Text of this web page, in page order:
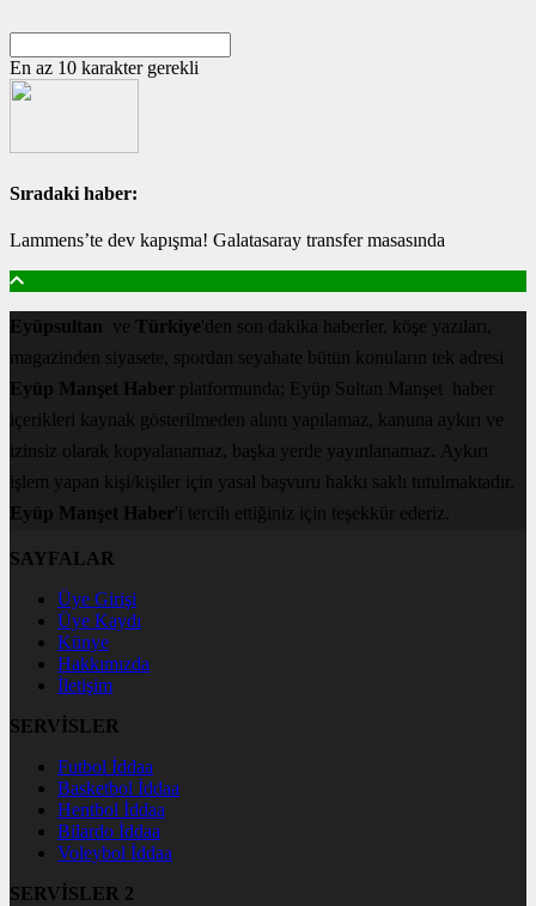
En az 10 karakter gerekli
Sıradaki haber:
Lammens’te dev kapışma! Galatasaray transfer masasında
Eyüpsultan ve Türkiye'den son dakika haberler, köşe yazıları,
magazinden siyasete, spordan seyahate bütün konuların tek adresi
Eyüp Manşet Haber platformunda; Eyüp Sultan Manşet haber
içerikleri kaynak gösterilmeden alıntı yapılamaz, kanuna aykırı ve
izinsiz olarak kopyalanamaz, başka yerde yayınlanamaz. Aykırı
işlem yapan kişi/kişiler için yasal başvuru hakkı saklı tutulmaktadır.
Eyüp Manşet Haber'i tercih ettiğiniz için teşekkür ederiz.
SAYFALAR
Üye Girişi
Üye Kaydı
Künye
Hakkımızda
İletişim
SERVİSLER
Futbol İddaa
Basketbol İddaa
Hentbol İddaa
Bilardo İddaa
Voleybol İddaa
SERVİSLER 2